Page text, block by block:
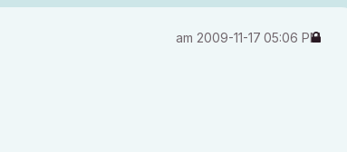
am ‎2009-11-17 05:06 PM